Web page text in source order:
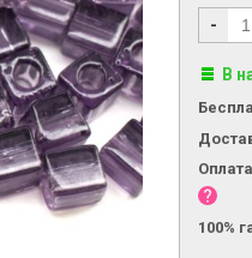
-
В
100%